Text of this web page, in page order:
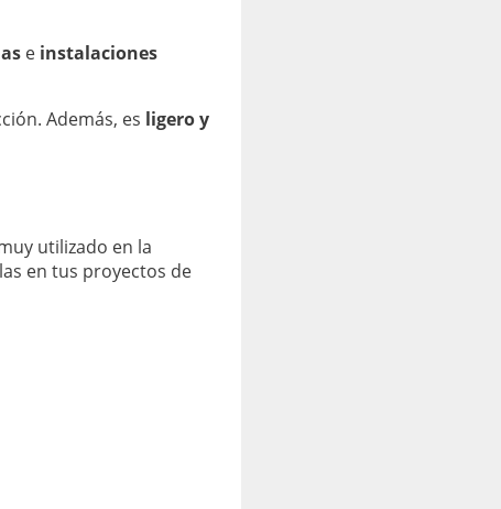
e instalaciones
Además, es ligero y
utilizado en la
en tus proyectos de